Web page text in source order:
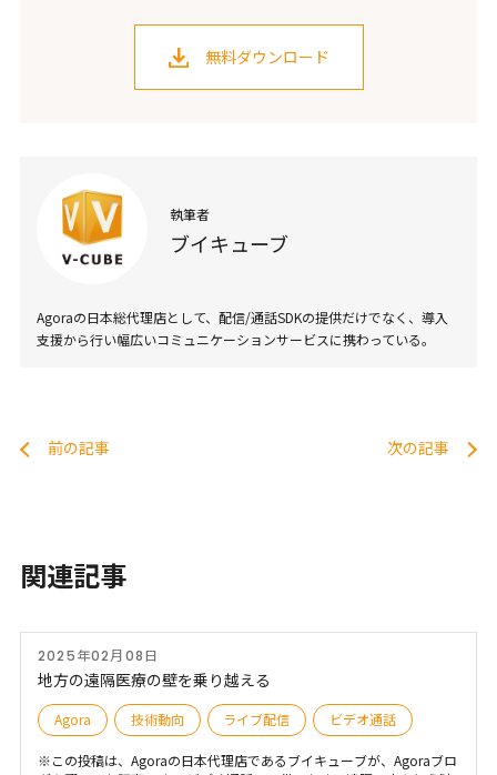
無料ダウンロード
執筆者
ブイキューブ
Agoraの日本総代理店として、配信/通話SDKの提供だけでなく、導入
支援から行い幅広いコミュニケーションサービスに携わっている。
前の記事 次の記事
関連記事
2025年02月08日
地方の遠隔医療の壁を乗り越える
Agora 技術動向 ライブ配信 ビデオ通話
※この投稿は、Agoraの日本代理店であるブイキューブが、Agoraブロ